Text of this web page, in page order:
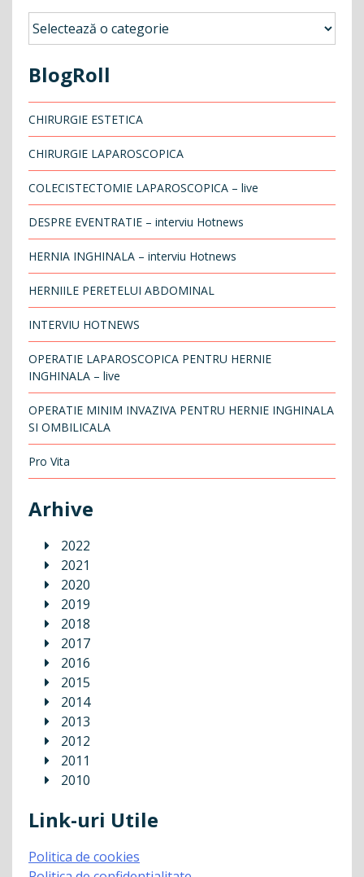
Categorii
BlogRoll
CHIRURGIE ESTETICA
CHIRURGIE LAPAROSCOPICA
COLECISTECTOMIE LAPAROSCOPICA – live
DESPRE EVENTRATIE – interviu Hotnews
HERNIA INGHINALA – interviu Hotnews
HERNIILE PERETELUI ABDOMINAL
INTERVIU HOTNEWS
OPERATIE LAPAROSCOPICA PENTRU HERNIE
INGHINALA – live
OPERATIE MINIM INVAZIVA PENTRU HERNIE INGHINALA
SI OMBILICALA
Pro Vita
Arhive
2022
2021
2020
2019
2018
2017
2016
2015
2014
2013
2012
2011
2010
Link-uri Utile
Politica de cookies